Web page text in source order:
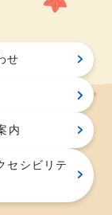
せ
内
セシビリテ